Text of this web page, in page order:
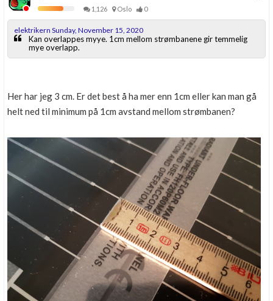
1,126
Oslo 0
elektrikern Sunday, November 15, 2020
Kan overlappes myye. 1cm mellom strømbanene gir temmelig
mye overlapp.
Her har jeg 3 cm. Er det best å ha mer enn 1cm eller kan man gå
helt ned til minimum på 1cm avstand mellom strømbanen?